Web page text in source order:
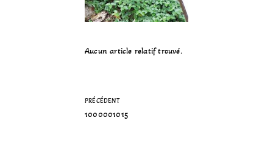
Aucun article relatif trouvé.
PRÉCÉDENT
1000001015